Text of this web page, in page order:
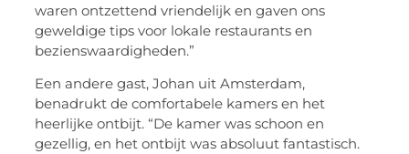
waren ontzettend vriendelijk en gaven ons
geweldige tips voor lokale restaurants en
bezienswaardigheden.”
Een andere gast, Johan uit Amsterdam,
benadrukt de comfortabele kamers en het
heerlijke ontbijt. “De kamer was schoon en
gezellig, en het ontbijt was absoluut fantastisch.